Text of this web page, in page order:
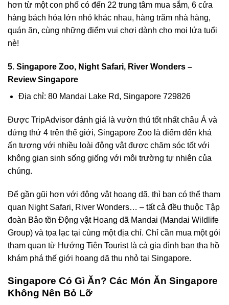
hơn từ một con phố có đến 22 trung tâm mua sắm, 6 cửa
hàng bách hóa lớn nhỏ khác nhau, hàng trăm nhà hàng,
quán ăn, cùng những điểm vui chơi dành cho mọi lứa tuổi
nè!
5. Singapore Zoo, Night Safari, River Wonders –
Review Singapore
Địa chỉ: 80 Mandai Lake Rd, Singapore 729826
Được TripAdvisor đánh giá là vườn thú tốt nhất châu Á và
đứng thứ 4 trên thế giới, Singapore Zoo là điểm đến khá
ấn tượng với nhiều loài động vật được chăm sóc tốt với
không gian sinh sống giống với môi trường tự nhiên của
chúng.
Để gần gũi hơn với động vật hoang dã, thì bạn có thể tham
quan Night Safari, River Wonders… – tất cả đều thuộc Tập
đoàn Bảo tồn Động vật Hoang dã Mandai (Mandai Wildlife
Group) và tọa lạc tại cùng một địa chỉ. Chỉ cần mua mộtgói
tham quan từ Hướng Tiên Touristlà cả gia đình bạn tha hồ
khám phá thế giới hoang dã thu nhỏ tại Singapore.
Singapore Có Gì Ăn? Các Món Ăn Singapore
Không Nên Bỏ Lỡ